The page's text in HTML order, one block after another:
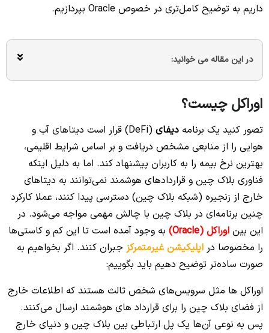
داریم به توضیح کامل‌تری در خصوص Oracle بپردازیم.
در این مقاله می خوانید:
اوراکل چیست؟
تصور کنید یک برنامه دیفای
(DeFi) قرار است دیتاهای آب و
هوایی را از منابعی مشخص دریافت و بر اساس شرایط اقلیمی،
بهترین نرخ بیمه را به کاربران پیشنهاد کند. اما به دلیل اینکه
فناوری بلاک چین و قراردادهای هوشمند نمی‌توانند به دیتاهای
خارج از زنجیره (شبکه بلاک چین) دسترسی پیدا کنند، عملا کارکرد
چنین برنامه‌ای در بلاک چین با چالش مهمی مواجه می‌شود. در
این بین اوراکل (Oracle)
به وجود آمده است تا این کم و کاستی‌ها
را مخصوصا در اپلیکیشن غیرمتمرکز جبران کنند. اگر بخواهیم به
صورت ساده‌تر توضیح دهیم باید بگوییم:
اوراکل ها مثل سرویس‌های شخص ثالث هستند که اطلاعات خارج
از فضای بلاک چین را برای قرارداد های هوشمند ارسال می‌کنند.
پس به نوعی آن‌ها یک پل ارتباطی بین بلاک چین و دنیای خارج